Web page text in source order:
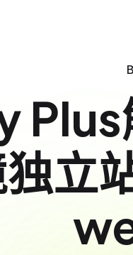
Plus
立